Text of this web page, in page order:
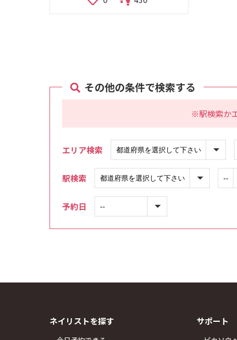
その他の条件で検索する
※駅検索か
エリア検索
駅検索
予約日
ネイリストを探す サポート